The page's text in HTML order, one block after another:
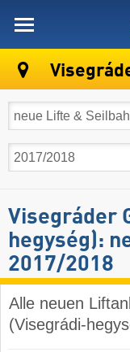
Visegráder
Visegráder
hegység):
2017/2018
Alle neuen
(Visegrádi-